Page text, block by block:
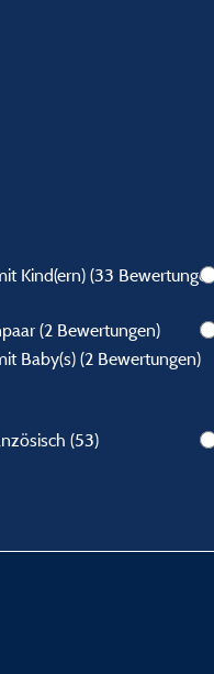
Kind(ern)(33
(2 Bewertungen)
Baby(s)(2 Bewertungen)
(53)